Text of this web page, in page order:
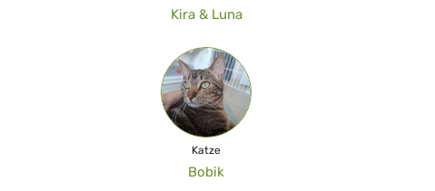
Kira & Luna
Katze
Bobik